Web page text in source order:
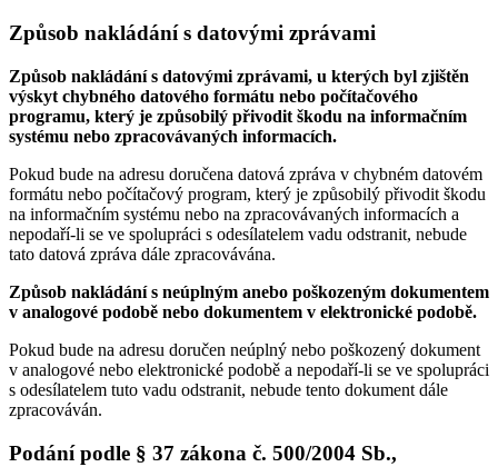
Způsob nakládání s datovými zprávami
Způsob nakládání s datovými zprávami, u kterých byl zjištěn
výskyt chybného datového formátu nebo počítačového
programu, který je způsobilý přivodit škodu na informačním
systému nebo zpracovávaných informacích.
Pokud bude na adresu doručena datová zpráva v chybném datovém
formátu nebo počítačový program, který je způsobilý přivodit škodu
na informačním systému nebo na zpracovávaných informacích a
nepodaří-li se ve spolupráci s odesílatelem vadu odstranit, nebude
tato datová zpráva dále zpracovávána.
Způsob nakládání s neúplným anebo poškozeným dokumentem
v analogové podobě nebo dokumentem v elektronické podobě.
Pokud bude na adresu doručen neúplný nebo poškozený dokument
v analogové nebo elektronické podobě a nepodaří-li se ve spolupráci
s odesílatelem tuto vadu odstranit, nebude tento dokument dále
zpracováván.
Podání podle § 37 zákona č. 500/2004 Sb.,